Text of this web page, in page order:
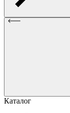
Каталог